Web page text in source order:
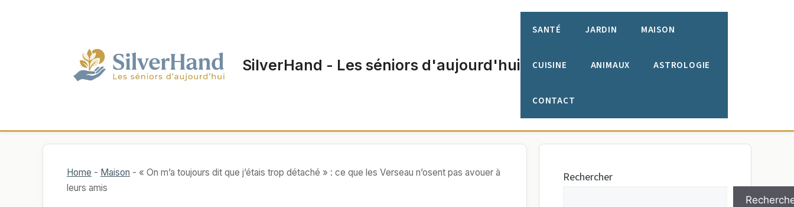
SilverHand - Les séniors d'aujourd'hui
SANTÉ JARDIN MAISON
CUISINE ANIMAUX ASTROLOGIE
CONTACT
Home - Maison - « On m’a toujours dit que j’étais trop détaché » : ce que les Verseau n’osent pas avouer à
leurs amis
Rechercher